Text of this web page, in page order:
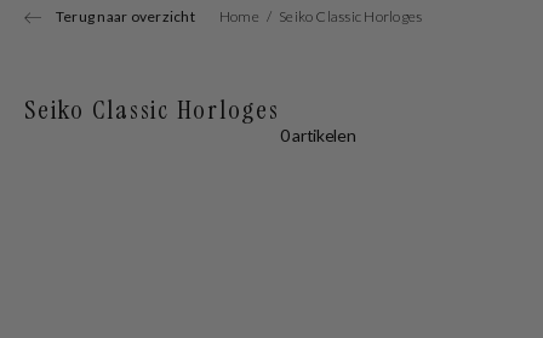
Terug naar overzicht Home Seiko Classic Horloges
Seiko Classic Horloges
0 artikelen